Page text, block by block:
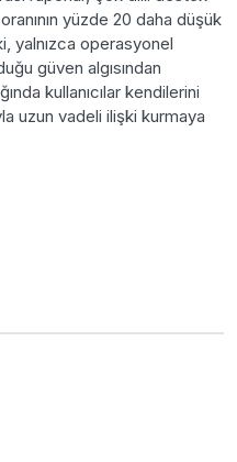
yüzde 20 daha düşük
yalnızca operasyonel
güven algısından
kullanıcılar kendilerini
uzun vadeli ilişki kurmaya